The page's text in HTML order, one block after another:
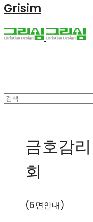
Grisim
금호감
회
(6면안내)